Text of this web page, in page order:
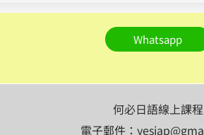
Whatsapp
何必日語線上課程
電子郵件：